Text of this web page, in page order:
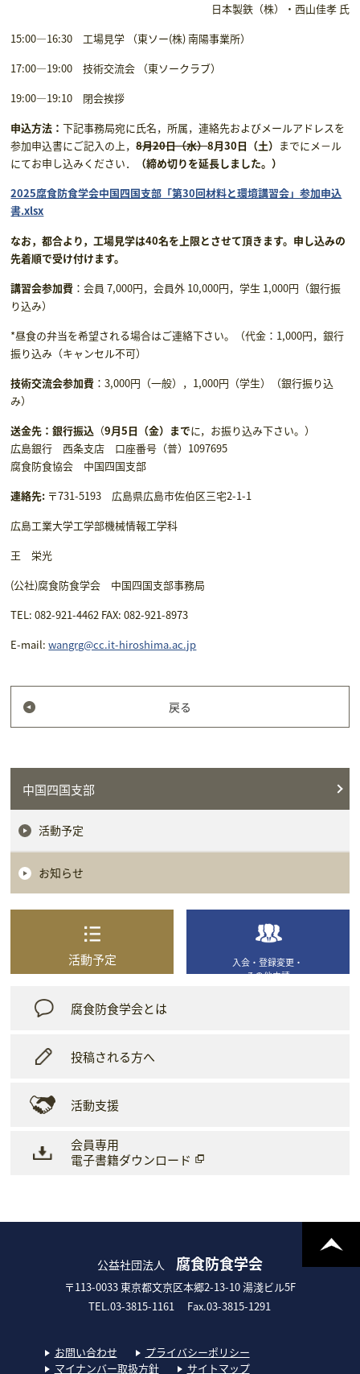
日本製鉄（株）・西山佳孝 氏
15:00―16:30 工場見学 （東ソー(株) 南陽事業所）
17:00―19:00 技術交流会 （東ソークラブ）
19:00―19:10 閉会挨拶
申込方法 ：下記事務局宛に氏名，所属，連絡先およびメールアドレスを
参加申込書にご記入の上，8月20日（水）8月30日（土） までにメ－ル
にてお申し込みください．
（締め切りを延長しました。）
2025腐食防食学会中国四国支部「第30回材料と環境講習会」参加申込
書.xlsx
なお，都合より，工場見学は40名を上限とさせて頂きます。申し込みの
先着順で受け付けます。
講習会参加費 ：会員 7,000円，会員外 10,000円，学生 1,000円（銀行振
り込み）
*昼食の弁当を希望される場合はご連絡下さい。（代金：1,000円，銀⾏
振り込み（キャンセル不可）
技術交流会参加費 ：3,000円（一般），1,000円（学生）（銀行振り込
み）
送金先：銀行振込 （9月5日 （金）までに，お振り込み下さい。）
広島銀行 西条支店 口座番号（普）1097695
腐食防食協会 中国四国支部
連絡先: 〒731-5193 広島県広島市佐伯区三宅2-1-1
広島工業大学工学部機械情報工学科
王 栄光
(公社)腐食防食学会 中国四国支部事務局
TEL: 082-921-4462 FAX: 082-921-8973
E-mail:wangrg@cc.it-hiroshima.ac.jp
戻る
中国四国支部
活動予定
お知らせ
活動予定
入会・登録変更・
その他申請
腐食防食学会とは
投稿される方へ
活動支援
会員専用
電子書籍ダウンロード
公益社団法人 腐食防食学会
〒113-0033 東京都文京区本郷2-13-10 湯淺ビル5F
TEL.03-3815-1161
Fax.03-3815-1291
お問い合わせ
プライバシーポリシー
マイナンバー取扱方針
サイトマップ